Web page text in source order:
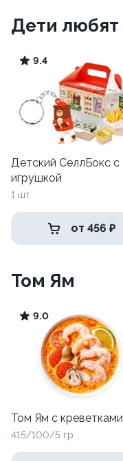
Дети любят
9.4
Детский СеллБокс с
игрушкой
1 шт
от 456 ₽
Том Ям
9.0
Том Ям с креветками
415/100/5 гр